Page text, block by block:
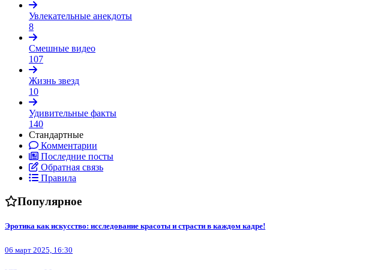
Увлекательные анекдоты
8
Смешные видео
107
Жизнь звезд
10
Удивительные факты
140
Стандартные
Комментарии
Последние посты
Обратная связь
Правила
Популярное
Эротика как искусство: исследование красоты и страсти в каждом кадре!
06 март 2025, 16:30